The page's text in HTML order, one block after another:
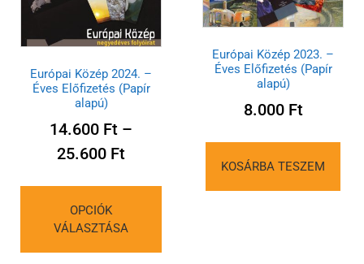
Európai Közép 2024. –
Éves Előfizetés (Papír
alapú)
14.600 Ft –
25.600 Ft
OPCIÓK
VÁLASZTÁSA
Európai Közép 2023. –
Éves Előfizetés (Papír
alapú)
8.000 Ft
KOSÁRBA TESZEM